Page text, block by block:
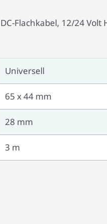
Flachkabel, 12/24 Volt
Universell
65 x 44 mm
28 mm
3 m